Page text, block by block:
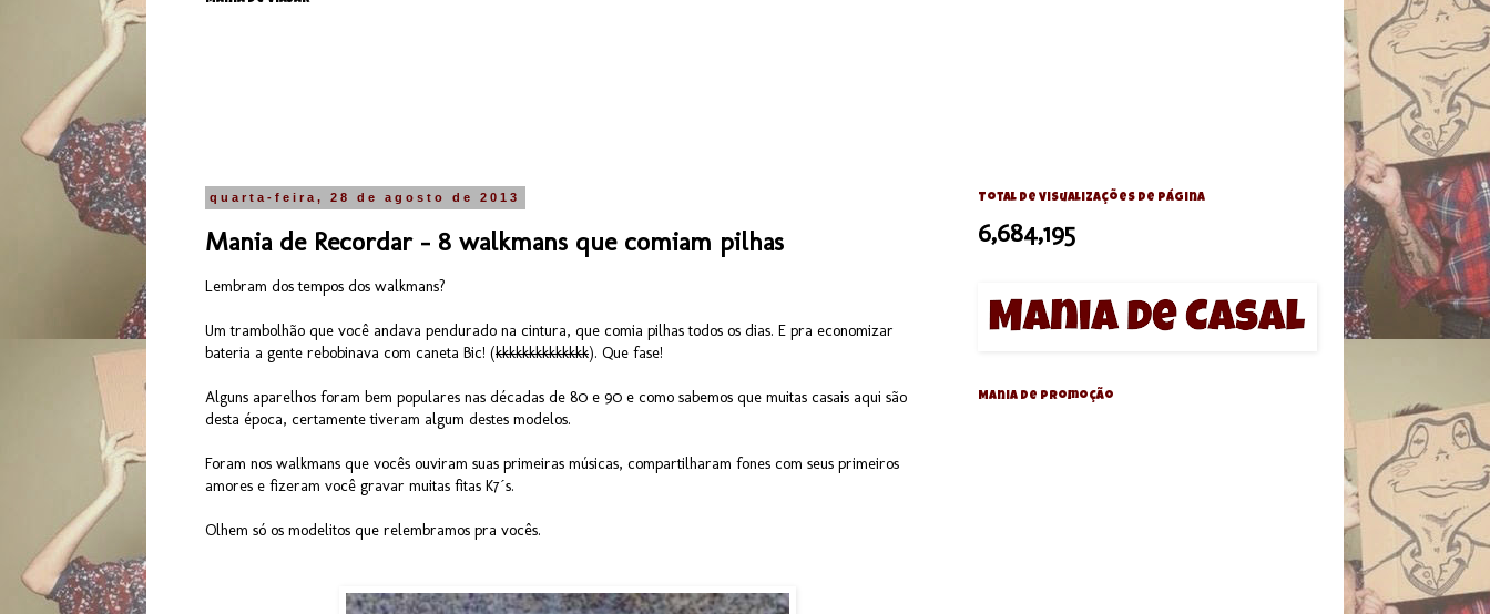
quarta-feira, 28 de agosto de 2013
Mania de Recordar - 8 walkmans que comiam pilhas
Lembram dos tempos dos walkmans?
Um trambolhão que você andava pendurado na cintura, que comia pilhas todos os dias. E pra economizar
bateria a gente rebobinava com caneta Bic! (kkkkkkkkkkkkkk). Que fase!
Alguns aparelhos foram bem populares nas décadas de 80 e 90 e como sabemos que muitas casais aqui são
desta época, certamente tiveram algum destes modelos.
Foram nos walkmans que vocês ouviram suas primeiras músicas, compartilharam fones com seus primeiros
amores e fizeram você gravar muitas fitas K7´s.
Olhem só os modelitos que relembramos pra vocês.
Total de visualizações de página
6,684,195
Mania de Promoção